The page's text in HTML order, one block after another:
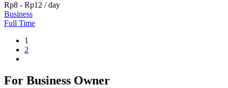
Rp8 - Rp12 / day
Business
Full Time
1
2
For Business Owner